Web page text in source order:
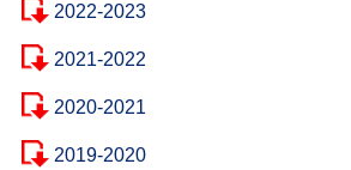
2022-2023
2021-2022
2020-2021
2019-2020